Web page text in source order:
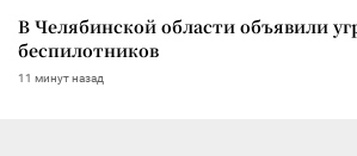
В Челябинской области объявили
беспилотников
11 минут назад